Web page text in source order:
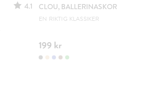
4.1 CLOU, BALLERINASKOR
EN RIKTIG KLASSIKER
199 kr